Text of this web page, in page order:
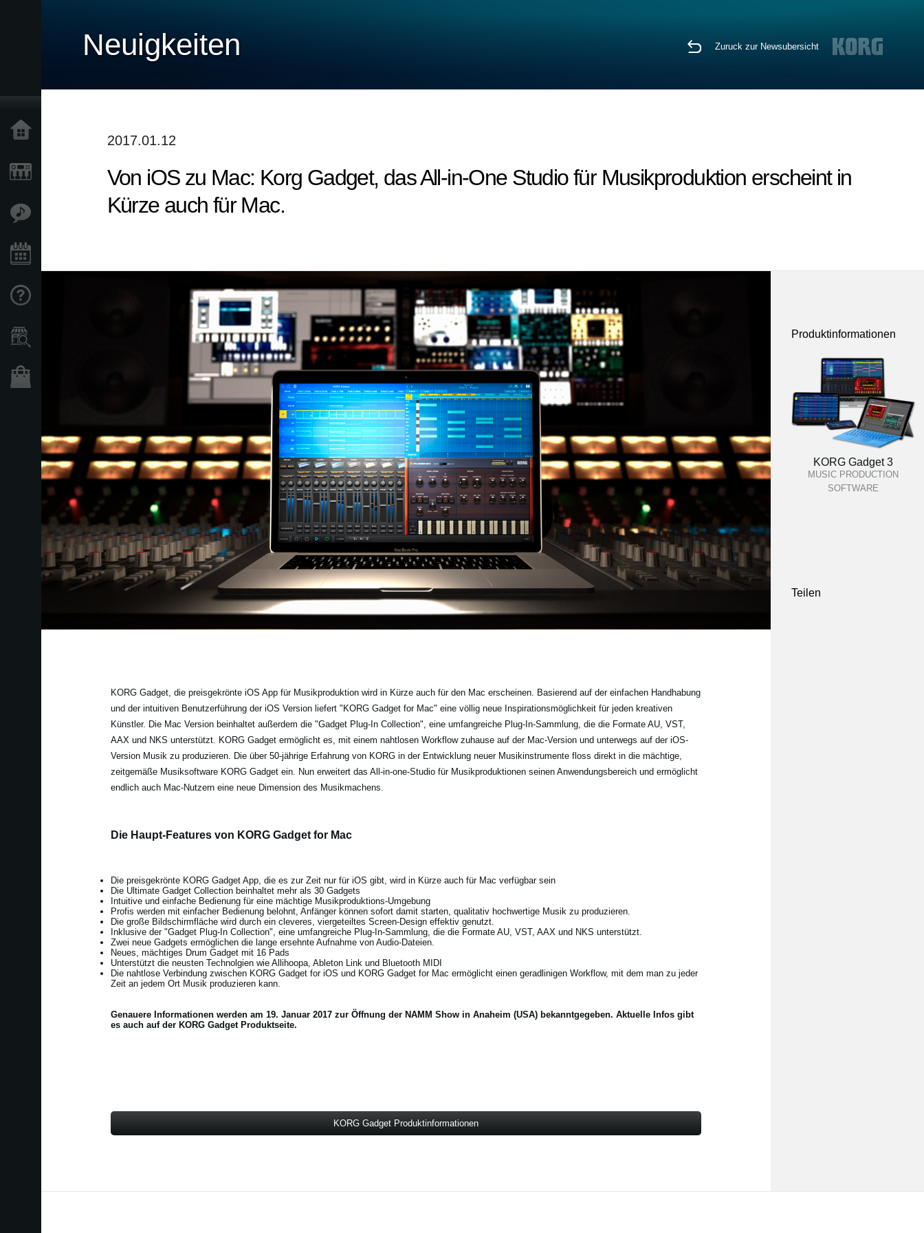
Neuigkeiten Zuruck zur Newsubersicht
2017.01.12
Von iOS zu Mac: Korg Gadget, das All-in-One Studio für Musikproduktion erscheint in
Kürze auch für Mac.
KORG Gadget, die preisgekrönte iOS App für Musikproduktion wird in Kürze auch für den Mac erscheinen. Basierend auf der einfachen Handhabung
und der intuitiven Benutzerführung der iOS Version liefert "KORG Gadget for Mac" eine völlig neue Inspirationsmöglichkeit für jeden kreativen
Künstler. Die Mac Version beinhaltet außerdem die "Gadget Plug-In Collection", eine umfangreiche Plug-In-Sammlung, die die Formate AU, VST,
AAX und NKS unterstützt. KORG Gadget ermöglicht es, mit einem nahtlosen Workflow zuhause auf der Mac-Version und unterwegs auf der iOS-
Version Musik zu produzieren. Die über 50-jährige Erfahrung von KORG in der Entwicklung neuer Musikinstrumente floss direkt in die mächtige,
zeitgemäße Musiksoftware KORG Gadget ein. Nun erweitert das All-in-one-Studio für Musikproduktionen seinen Anwendungsbereich und ermöglicht
endlich auch Mac-Nutzern eine neue Dimension des Musikmachens.
Die Haupt-Features von KORG Gadget for Mac
Die preisgekrönte KORG Gadget App, die es zur Zeit nur für iOS gibt, wird in Kürze auch für Mac verfügbar sein
Die Ultimate Gadget Collection beinhaltet mehr als 30 Gadgets
Intuitive und einfache Bedienung für eine mächtige Musikproduktions-Umgebung
Profis werden mit einfacher Bedienung belohnt, Anfänger können sofort damit starten, qualitativ hochwertige Musik zu produzieren.
Die große Bildschirmfläche wird durch ein cleveres, viergeteiltes Screen-Design effektiv genutzt.
Inklusive der "Gadget Plug-In Collection", eine umfangreiche Plug-In-Sammlung, die die Formate AU, VST, AAX und NKS unterstützt.
Zwei neue Gadgets ermöglichen die lange ersehnte Aufnahme von Audio-Dateien.
Neues, mächtiges Drum Gadget mit 16 Pads
Unterstützt die neusten Technolgien wie Allihoopa, Ableton Link und Bluetooth MIDI
Die nahtlose Verbindung zwischen KORG Gadget for iOS und KORG Gadget for Mac ermöglicht einen geradlinigen Workflow, mit dem man zu jeder
Zeit an jedem Ort Musik produzieren kann.
Genauere Informationen werden am 19. Januar 2017 zur Öffnung der NAMM Show in Anaheim (USA) bekanntgegeben. Aktuelle Infos gibt
es auch auf der KORG Gadget Produktseite.
KORG Gadget Produktinformationen
Produktinformationen
KORG Gadget 3
MUSIC PRODUCTION
SOFTWARE
Teilen